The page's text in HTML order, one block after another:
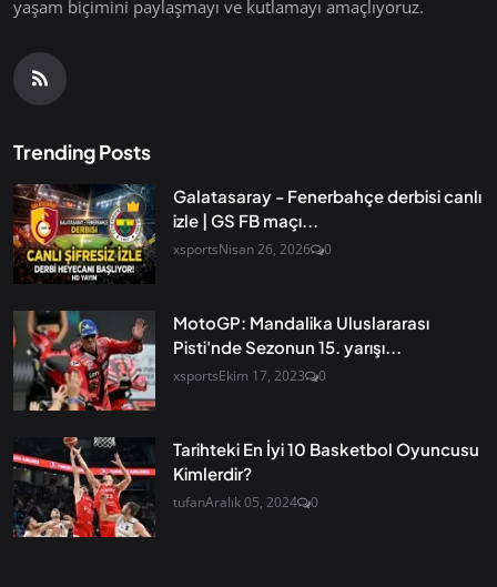
yaşam biçimini paylaşmayı ve kutlamayı amaçlıyoruz.
Trending Posts
Galatasaray - Fenerbahçe derbisi canlı
izle | GS FB maçı...
xsportsNisan 26, 2026 0
MotoGP: Mandalika Uluslararası
Pisti'nde Sezonun 15. yarışı...
xsportsEkim 17, 2023 0
Tarihteki En İyi 10 Basketbol Oyuncusu
Kimlerdir?
tufanAralık 05, 2024 0